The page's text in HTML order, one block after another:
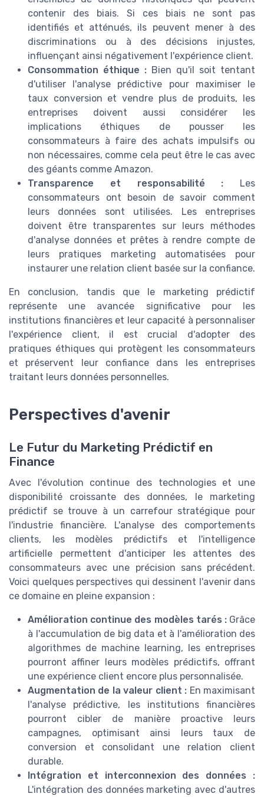
contenir des biais. Si ces biais ne sont pas
identifiés et atténués, ils peuvent mener à des
discriminations ou à des décisions injustes,
influençant ainsi négativement l'expérience client.
Consommation éthique : Bien qu'il soit tentant
d'utiliser l'analyse prédictive pour maximiser le
taux conversion et vendre plus de produits, les
entreprises doivent aussi considérer les
implications éthiques de pousser les
consommateurs à faire des achats impulsifs ou
non nécessaires, comme cela peut être le cas avec
des géants comme Amazon.
Transparence et responsabilité : Les
consommateurs ont besoin de savoir comment
leurs données sont utilisées. Les entreprises
doivent être transparentes sur leurs méthodes
d'analyse données et prêtes à rendre compte de
leurs pratiques marketing automatisées pour
instaurer une relation client basée sur la confiance.
En conclusion, tandis que le marketing prédictif
représente une avancée significative pour les
institutions financières et leur capacité à personnaliser
l'expérience client, il est crucial d'adopter des
pratiques éthiques qui protègent les consommateurs
et préservent leur confiance dans les entreprises
traitant leurs données personnelles.
Perspectives d'avenir
Le Futur du Marketing Prédictif en
Finance
Avec l'évolution continue des technologies et une
disponibilité croissante des données, le marketing
prédictif se trouve à un carrefour stratégique pour
l'industrie financière. L'analyse des comportements
clients, les modèles prédictifs et l'intelligence
artificielle permettent d'anticiper les attentes des
consommateurs avec une précision sans précédent.
Voici quelques perspectives qui dessinent l'avenir dans
ce domaine en pleine expansion :
Amélioration continue des modèles tarés :Grâce
à l'accumulation de big data et à l'amélioration des
algorithmes de machine learning, les entreprises
pourront affiner leurs modèles prédictifs, offrant
une expérience client encore plus personnalisée.
Augmentation de la valeur client : En maximisant
l'analyse prédictive, les institutions financières
pourront cibler de manière proactive leurs
campagnes, optimisant ainsi leurs taux de
conversion et consolidant une relation client
durable.
Intégration et interconnexion des données :
L'intégration des données marketing avec d'autres